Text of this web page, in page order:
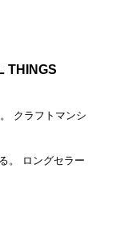
THINGS
クラフトマンシ
。 ロングセラー